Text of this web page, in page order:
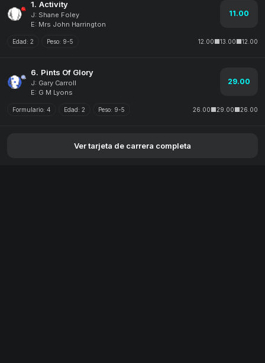
1. Activity
J: Shane Foley
E: Mrs John Harrington
11.00
Edad: 2 Peso: 9-5 12.00 13.00 12.00
6. Pints Of Glory
J: Gary Carroll
E: G M Lyons
29.00
Formulario: 4 Edad: 2 Peso: 9-5 26.00 29.00 26.00
Ver tarjeta de carrera completa